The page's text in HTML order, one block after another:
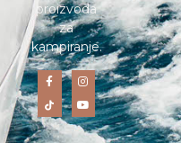
proizvoda
za
kampiranje.